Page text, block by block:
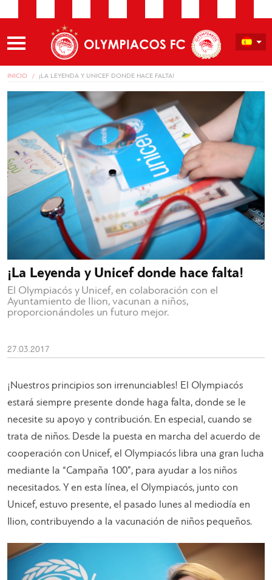
INICIO ¡LA LEYENDA Y UNICEF DONDE HACE FALTA!
¡La Leyenda y Unicef donde hace falta!
El Olympiacós y Unicef, en colaboración con el
Ayuntamiento de Ilion, vacunan a niños,
proporcionándoles un futuro mejor.
27.03.2017
¡Nuestros principios son irrenunciables! El Olympiacós
estará siempre presente donde haga falta, donde se le
necesite su apoyo y contribución. En especial, cuando se
trata de niños. Desde la puesta en marcha del acuerdo de
cooperación con Unicef, el Olympiacós libra una gran lucha
mediante la “Campaña 100”, para ayudar a los niños
necesitados. Y en esta línea, el Olympiacós, junto con
Unicef, estuvo presente, el pasado lunes al mediodía en
Ilion, contribuyendo a la vacunación de niños pequeños.